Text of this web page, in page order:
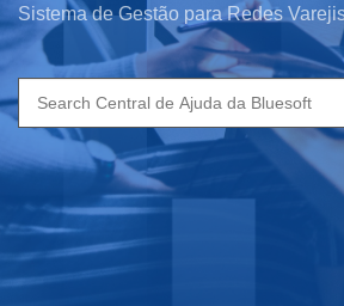
Sistema de Gestão para Redes
Search
for: